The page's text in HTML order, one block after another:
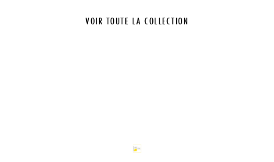
VOIR TOUTE LA COLLECTION